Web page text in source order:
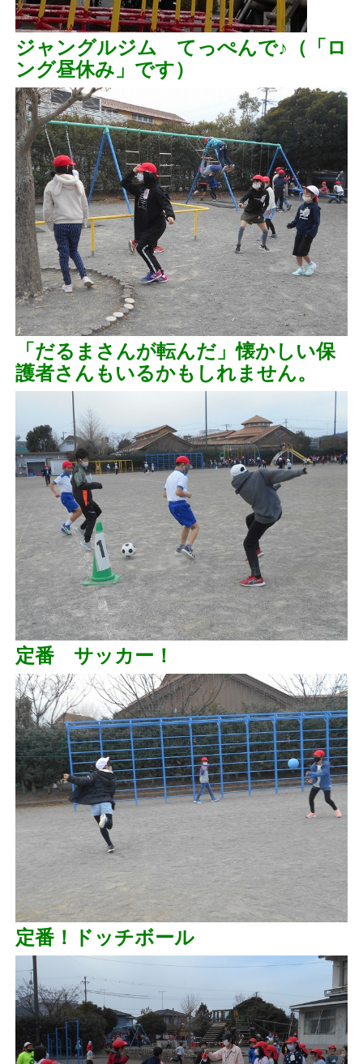
ジャングルジム てっぺんで♪（「ロ
ング昼休み」です）
「だるまさんが転んだ」懐かしい保
護者さんもいるかもしれません。
定番 サッカー！
定番！ドッチボール